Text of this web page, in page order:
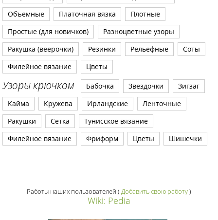
Объемные
Платочная вязка
Плотные
Простые (для новичков)
Разноцветные узоры
Ракушка (веерочки)
Резинки Рельефные
Соты
Филейное вязание
Цветы
Узоры крючком Бабочка Звездочки
Зигзаг
Кайма
Кружева Ирландские
Ленточные
Ракушки
Сетка
Тунисское вязание
Филейное вязание
Фриформ Цветы Шишечки
Работы наших пользователей ( Добавить свою работу)
Wiki: Pedia